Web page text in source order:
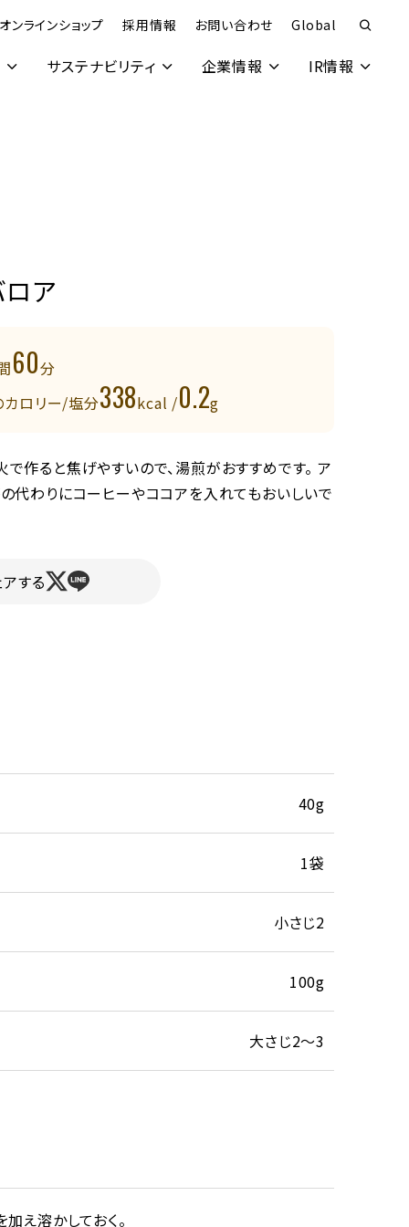
オンラインショップ 採用情報 お問い合わせ Global
サステナビリティ 企業情報 IR情報
ア
60分
ロリー/塩分338kcal /0.2g
作ると焦げやすいので、湯煎がおすすめです。 ア
代わりにコーヒーやココアを入れてもおいしいで
アする
40g
1袋
小さじ2
100g
大さじ2～3
え溶かしておく。